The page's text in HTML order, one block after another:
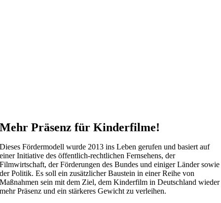
Mehr Präsenz für Kinderfilme!
Dieses Fördermodell wurde 2013 ins Leben gerufen und basiert auf
einer Initiative des öffentlich-rechtlichen Fernsehens, der
Filmwirtschaft, der Förderungen des Bundes und einiger Länder sowie
der Politik. Es soll ein zusätzlicher Baustein in einer Reihe von
Maßnahmen sein mit dem Ziel, dem Kinderfilm in Deutschland wieder
mehr Präsenz und ein stärkeres Gewicht zu verleihen.